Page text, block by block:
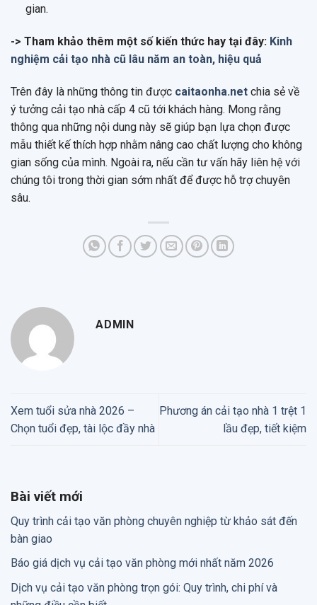
gian.
-> Tham khảo thêm một số kiến thức hay tại đây: Kinh
nghiệm cải tạo nhà cũ lâu năm an toàn, hiệu quả
Trên đây là những thông tin được caitaonha.net chia sẻ về
ý tưởng cải tạo nhà cấp 4 cũ tới khách hàng. Mong rằng
thông qua những nội dung này sẽ giúp bạn lựa chọn được
mẫu thiết kế thích hợp nhằm nâng cao chất lượng cho không
gian sống của mình. Ngoài ra, nếu cần tư vấn hãy liên hệ với
chúng tôi trong thời gian sớm nhất để được hỗ trợ chuyên
sâu.
ADMIN
Xem tuổi sửa nhà 2026 –
Chọn tuổi đẹp, tài lộc đầy nhà
Phương án cải tạo nhà 1 trệt 1
lầu đẹp, tiết kiệm
Bài viết mới
Quy trình cải tạo văn phòng chuyên nghiệp từ khảo sát đến
bàn giao
Báo giá dịch vụ cải tạo văn phòng mới nhất năm 2026
Dịch vụ cải tạo văn phòng trọn gói: Quy trình, chi phí và